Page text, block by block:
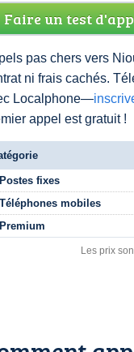
Faire un test
pas chers vers
ni frais cachés.
Localphone—
appel est gratuit !
Postes fixes
Téléphones mobiles
Premium
Les prix